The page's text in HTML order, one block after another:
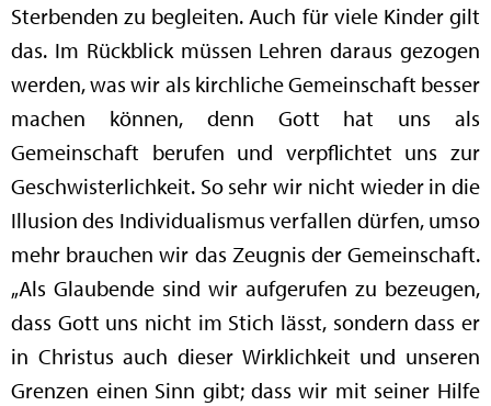
Sterbenden zu begleiten. Auch für viele Kinder gilt
das. Im Rückblick müssen Lehren daraus gezogen
werden, was wir als kirchliche Gemeinschaft besser
machen können, denn Gott hat uns als
Gemeinschaft berufen und verpflichtet uns zur
Geschwisterlichkeit. So sehr wir nicht wieder in die
Illusion des Individualismus verfallen dürfen, umso
mehr brauchen wir das Zeugnis der Gemeinschaft.
„Als Glaubende sind wir aufgerufen zu bezeugen,
dass Gott uns nicht im Stich lässt, sondern dass er
in Christus auch dieser Wirklichkeit und unseren
Grenzen einen Sinn gibt; dass wir mit seiner Hilfe